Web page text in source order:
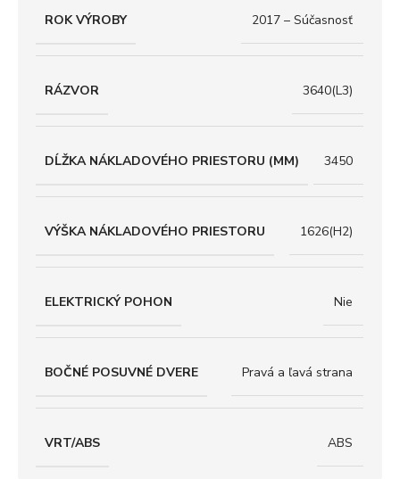
ROK VÝROBY 2017 – Súčasnosť
RÁZVOR 3640(L3)
DĹŽKA NÁKLADOVÉHO PRIESTORU (MM) 3450
VÝŠKA NÁKLADOVÉHO PRIESTORU 1626(H2)
ELEKTRICKÝ POHON Nie
BOČNÉ POSUVNÉ DVERE Pravá a ľavá strana
VRT/ABS ABS